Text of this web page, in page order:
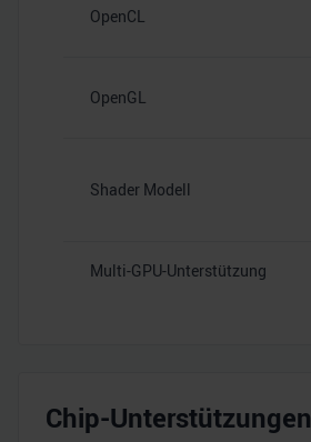
OpenCL
OpenGL
Shader Modell
Multi-GPU-Unterstützung
Chip-Unterstützungen